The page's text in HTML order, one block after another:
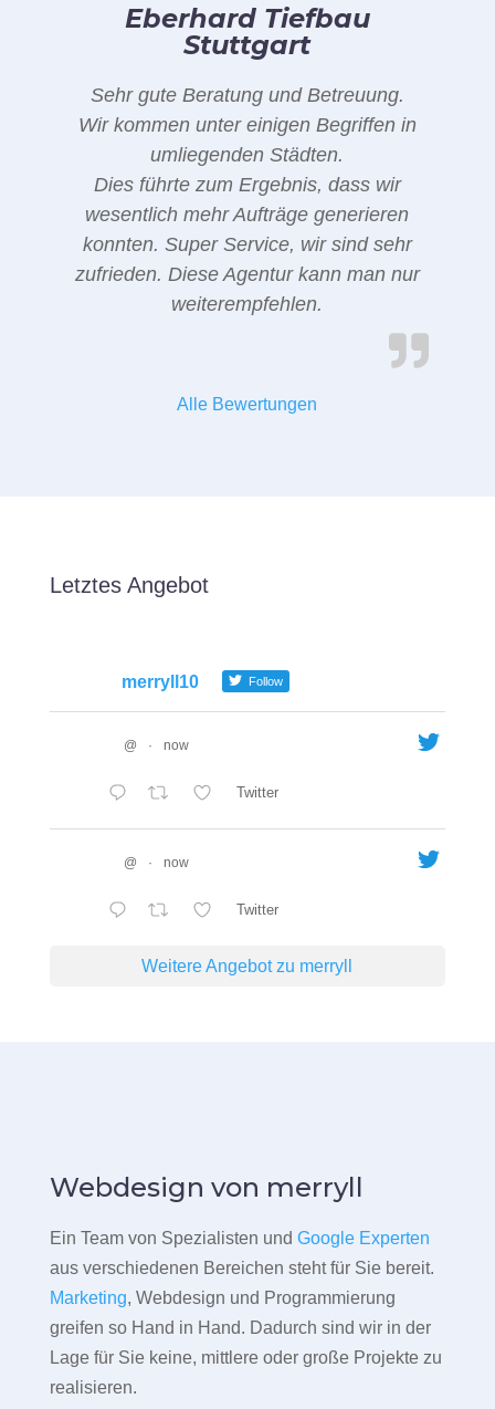
Eberhard Tiefbau
Stuttgart
Sehr gute Beratung und Betreuung.
Wir kommen unter einigen Begriffen in
umliegenden Städten.
Dies führte zum Ergebnis, dass wir
wesentlich mehr Aufträge generieren
konnten. Super Service, wir sind sehr
zufrieden. Diese Agentur kann man nur
weiterempfehlen.
Alle Bewertungen
Letztes Angebot
merryll10 Follow
@ · now
Twitter
@ · now
Twitter
Weitere Angebot zu merryll
Webdesign von merryll
Ein Team von Spezialisten und Google Experten
aus verschiedenen Bereichen steht für Sie bereit.
Marketing, Webdesign und Programmierung
greifen so Hand in Hand. Dadurch sind wir in der
Lage für Sie keine, mittlere oder große Projekte zu
realisieren.